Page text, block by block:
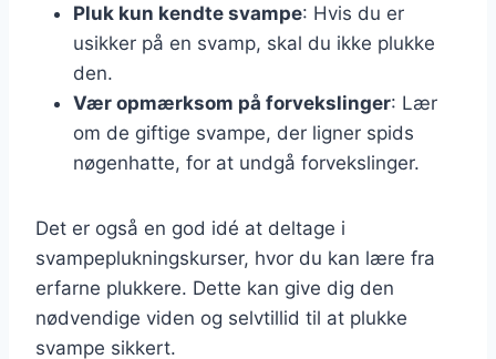
Pluk kun kendte svampe: Hvis du er
usikker på en svamp, skal du ikke plukke
den.
Vær opmærksom på forvekslinger: Lær
om de giftige svampe, der ligner spids
nøgenhatte, for at undgå forvekslinger.
Det er også en god idé at deltage i
svampeplukningskurser, hvor du kan lære fra
erfarne plukkere. Dette kan give dig den
nødvendige viden og selvtillid til at plukke
svampe sikkert.